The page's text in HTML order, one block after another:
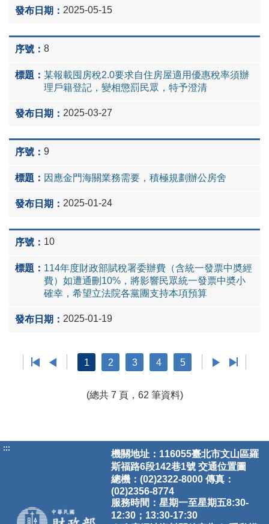
2025-05-15
8
某報載囤房稅2.0要求自住房屋適用優惠稅率須辦
理戶籍登記，變相懲罰民眾，特予澄清
2025-03-27
9
因應金門海關業務需要，積極規劃辦公房舍
2025-01-24
10
114年度財政部賦稅署委辦費（含統一發票中奬經
費）如遭通刪10%，將影響民眾統一發票中奬小
確幸，希望立法院各黨團支持本項預算
2025-01-19
1 2 3 4 5
(總共 7 頁，62 筆資料)
:::
機關地址：116055臺北市文山區羅
斯福路6段142巷1號 交通位置圖
總機：(02)2322-8000 傳真：
(02)2356-8774
服務時間：星期一至星期五8:30-
12:30；13:30-17:30